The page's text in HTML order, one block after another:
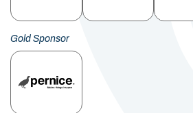
Gold Sponsor